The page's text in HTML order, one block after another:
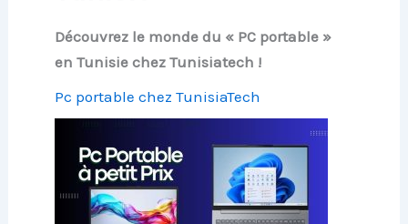
Découvrez le monde du « PC portable »
en Tunisie chez Tunisiatech !
Pc portable chez TunisiaTech